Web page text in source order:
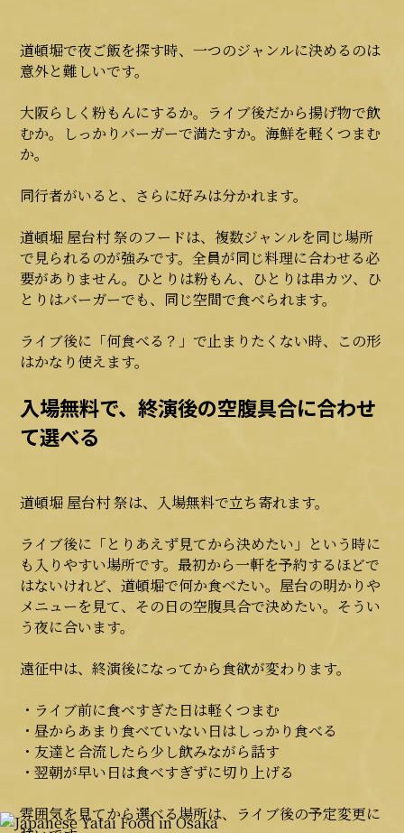
道頓堀で夜ご飯を探す時、一つのジャンルに決めるのは
意外と難しいです。
大阪らしく粉もんにするか。ライブ後だから揚げ物で飲
むか。しっかりバーガーで満たすか。海鮮を軽くつまむ
か。
同行者がいると、さらに好みは分かれます。
道頓堀 屋台村 祭のフードは、複数ジャンルを同じ場所
で見られるのが強みです。全員が同じ料理に合わせる必
要がありません。ひとりは粉もん、ひとりは串カツ、ひ
とりはバーガーでも、同じ空間で食べられます。
ライブ後に「何食べる？」で止まりたくない時、この形
はかなり使えます。
入場無料で、終演後の空腹具合に合わせ
て選べる
道頓堀 屋台村 祭は、入場無料で立ち寄れます。
ライブ後に「とりあえず見てから決めたい」という時に
も入りやすい場所です。最初から一軒を予約するほどで
はないけれど、道頓堀で何か食べたい。屋台の明かりや
メニューを見て、その日の空腹具合で決めたい。そうい
う夜に合います。
遠征中は、終演後になってから食欲が変わります。
・ライブ前に食べすぎた日は軽くつまむ
・昼からあまり食べていない日はしっかり食べる
・友達と合流したら少し飲みながら話す
・翌朝が早い日は食べすぎずに切り上げる
雰囲気を見てから選べる場所は、ライブ後の予定変更に